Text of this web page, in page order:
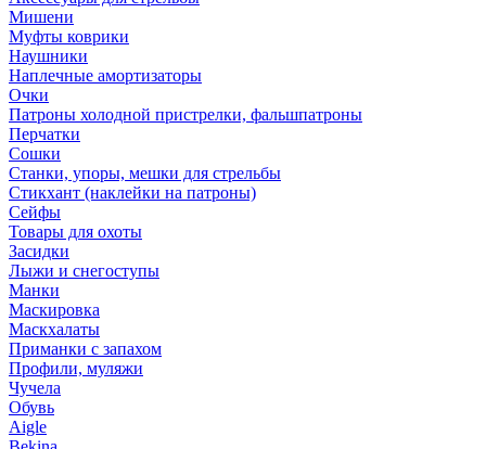
Мишени
Муфты коврики
Наушники
Наплечные амортизаторы
Очки
Патроны холодной пристрелки, фальшпатроны
Перчатки
Сошки
Станки, упоры, мешки для стрельбы
Стикхант (наклейки на патроны)
Сейфы
Товары для охоты
Засидки
Лыжи и снегоступы
Манки
Маскировка
Маскхалаты
Приманки с запахом
Профили, муляжи
Чучела
Обувь
Aigle